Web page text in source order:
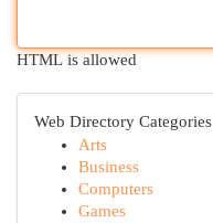
HTML is allowed
Web Directory Categories
Arts
Business
Computers
Games